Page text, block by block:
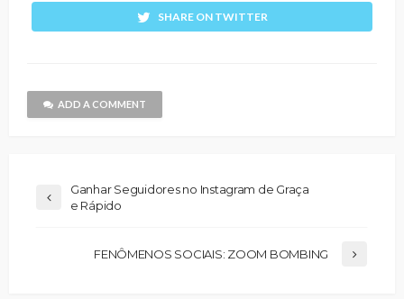
SHARE ON TWITTER
ADD A COMMENT
Ganhar Seguidores no Instagram de Graça
e Rápido
FENÔMENOS SOCIAIS: ZOOM BOMBING